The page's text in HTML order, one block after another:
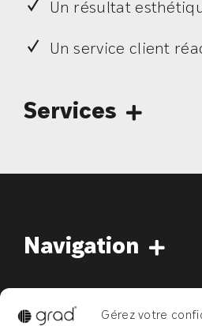
Gérez votre
Un résultat
Un service client
Services
Support technique
FAQ
Navigation
Concept